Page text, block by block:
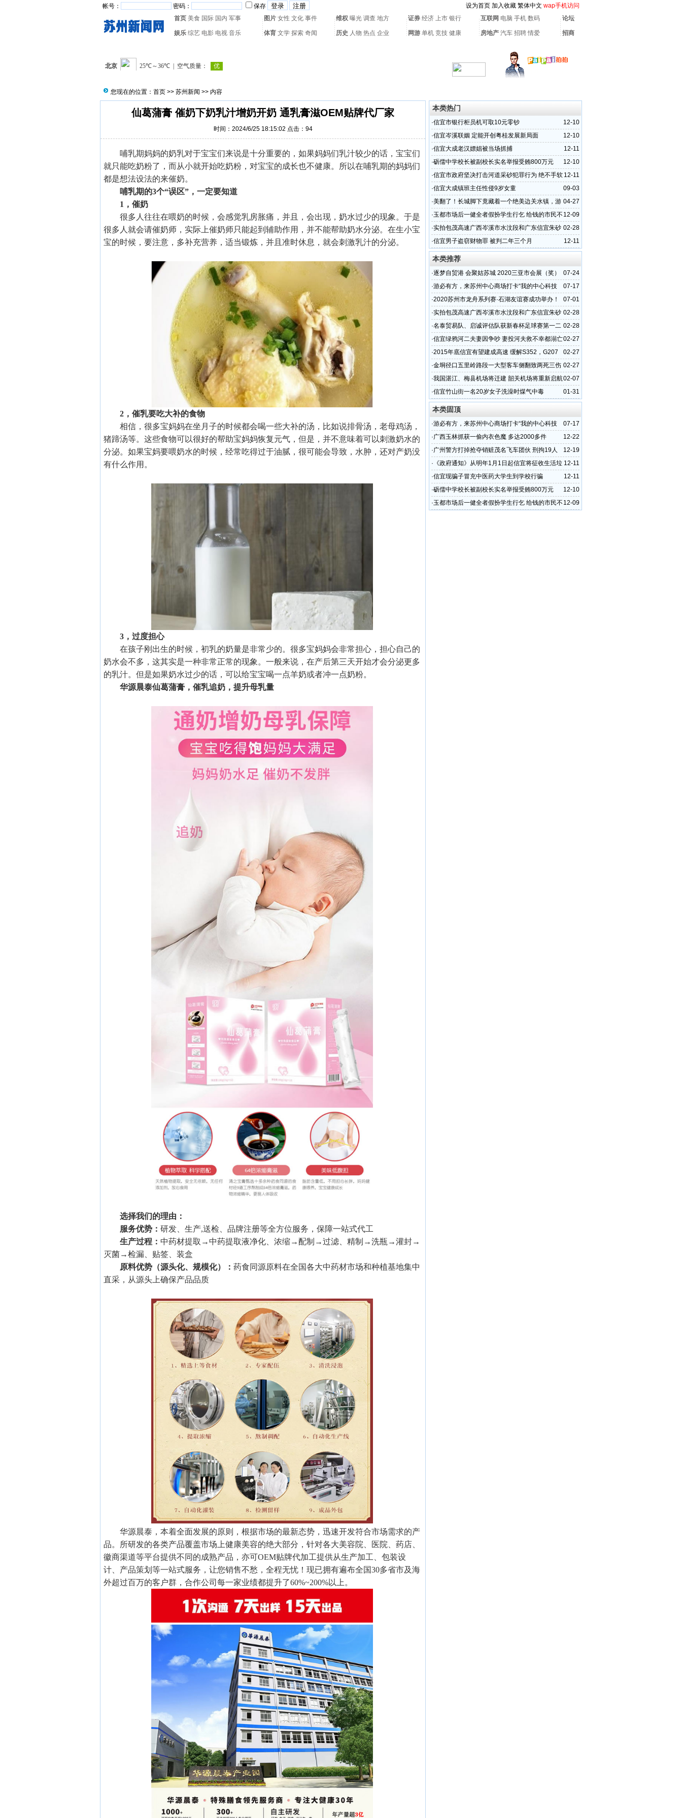
帐号： 密码： 保存 设为首页 加入收藏 繁体中文 wap手机访问
首页 美食 国际 国内 军事 图片 女性 文化 事件 维权 曝光 调查 地方 证券 经济 上市 银行 互联网 电脑 手机 数码 论坛
娱乐 综艺 电影 电视 音乐 体育 文学 探索 奇闻 历史 人物 热点 企业 网游 单机 竞技 健康 房地产 汽车 招聘 情爱 招商
您现在的位置： 首页 >> 苏州新闻 >> 内容
仙葛蒲膏 催奶下奶乳汁增奶开奶 通乳膏滋OEM贴牌代厂家
时间：2024/6/25 18:15:02 点击： 94
哺乳期妈妈的奶乳对于宝宝们来说是十分重要的，如果妈妈们乳汁较少的话，宝宝们
就只能吃奶粉了，而从小就开始吃奶粉，对宝宝的成长也不健康。所以在哺乳期的妈妈们
都是想法设法的来催奶。
哺乳期的3个“误区”，一定要知道
1，催奶
很多人往往在喂奶的时候，会感觉乳房胀痛，并且，会出现，奶水过少的现象。于是
很多人就会请催奶师，实际上催奶师只能起到辅助作用，并不能帮助奶水分泌。在生小宝
宝的时候，要注意，多补充营养，适当锻炼，并且准时休息，就会刺激乳汁的分泌。
2，催乳要吃大补的食物
相信，很多宝妈妈在坐月子的时候都会喝一些大补的汤，比如说排骨汤，老母鸡汤，
猪蹄汤等。这些食物可以很好的帮助宝妈妈恢复元气，但是，并不意味着可以刺激奶水的
分泌。如果宝妈要喂奶水的时候，经常吃得过于油腻，很可能会导致，水肿，还对产奶没
有什么作用。
3，过度担心
在孩子刚出生的时候，初乳的奶量是非常少的。很多宝妈妈会非常担心，担心自己的
奶水会不多，这其实是一种非常正常的现象。一般来说，在产后第三天开始才会分泌更多
的乳汁。但是如果奶水过少的话，可以给宝宝喝一点羊奶或者冲一点奶粉。
华源晨泰仙葛蒲膏，催乳追奶，提升母乳量
选择我们的理由：
服务优势： 研发、生产,送检、品牌注册等全方位服务，保障一站式代工
生产过程： 中药材提取→中药提取液净化、浓缩→配制→过滤、精制→洗瓶→灌封→
灭菌→检漏、贴签、装盒
原料优势（源头化、规模化）： 药食同源原料在全国各大中药材市场和种植基地集中
直采，从源头上确保产品品质
华源晨泰，本着全面发展的原则，根据市场的最新态势，迅速开发符合市场需求的产
品。所研发的各类产品覆盖市场上健康美容的绝大部分，针对各大美容院、医院、药店、
徽商渠道等平台提供不同的成熟产品，亦可OEM贴牌代加工提供从生产加工、包装设
计、产品策划等一站式服务，让您销售不愁，全程无忧！现已拥有遍布全国30多省市及海
外超过百万的客户群，合作公司每一家业绩都提升了60%~200%以上。
本类热门
12-10
·信宜市银行柜员机可取10元零钞
12-10
·信宜岑溪联姻 定能开创粤桂发展新局面
12-11
·信宜大成老汉嫖娼被当场抓捕
12-10
·砺儒中学校长被副校长实名举报受贿800万元
12-11
·信宜市政府坚决打击河道采砂犯罪行为 绝不手软
09-03
·信宜大成镇班主任性侵9岁女童
04-27
·美翻了！长城脚下竟藏着一个绝美边关水镇，游
玩攻略速速收藏！
12-09
·玉都市场后一健全者假扮学生行乞 给钱的市民不
少
02-28
·实拍包茂高速广西岑溪市水汶段和广东信宜朱砂
段的现状
12-11
·信宜男子盗窃财物罪 被判二年三个月
本类推荐
07-24
·逐梦自贸港 会聚姑苏城 2020三亚市会展（奖）
业苏州推介会圆满收官
07-17
·游必有方，来苏州中心商场打卡“我的中心科技
馆”
07-01
·2020苏州市龙舟系列赛·石湖友谊赛成功举办！
02-28
·实拍包茂高速广西岑溪市水汶段和广东信宜朱砂
段的现状
02-28
·名泰贸易队、启诚评估队获新春杯足球赛第一二
名
02-27
·信宜绿鸦河二夫妻因争吵 妻投河夫救不幸都溺亡
02-27
·2015年底信宜有望建成高速 缓解S352，G207
的交通压
02-27
·金垌径口五里岭路段一大型客车侧翻致两死三伤
02-07
·我国湛江、梅县机场将迁建 韶关机场将重新启航
01-31
·信宜竹山街一名20岁女子洗澡时煤气中毒
本类固顶
07-17
·游必有方，来苏州中心商场打卡“我的中心科技
馆”
12-22
·广西玉林抓获一偷内衣色魔 多达2000多件
12-19
·广州警方打掉抢夺销赃茂名飞车团伙 刑拘19人
12-11
· 《政府通知》从明年1月1日起信宜将征收生活垃
圾处理费
12-11
·信宜现骗子冒充中医药大学生到学校行骗
12-10
·砺儒中学校长被副校长实名举报受贿800万元
12-09
·玉都市场后一健全者假扮学生行乞 给钱的市民不